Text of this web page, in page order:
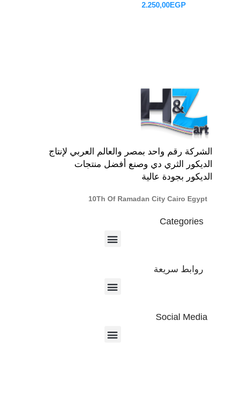
EGP
الشركة رقم واحد بمصر والعالم العربي لإنتاج
الديكور الثري دي وصنع أفضل منتجات
الديكور بجودة عالية
10Th Of Ramadan City Cairo Egypt
Categories
روابط سريعة
Social Media